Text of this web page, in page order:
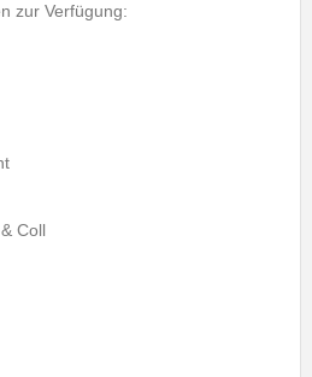
zur Verfügung:
& Coll